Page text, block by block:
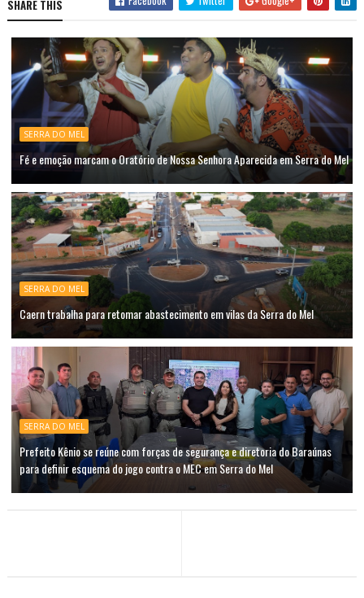
SHARE THIS
SERRA DO MEL
Fé e emoção marcam o Oratório de Nossa Senhora Aparecida em Serra do Mel
SERRA DO MEL
Caern trabalha para retomar abastecimento em vilas da Serra do Mel
SERRA DO MEL
Prefeito Kênio se reúne com forças de segurança e diretoria do Baraúnas
para definir esquema do jogo contra o MEC em Serra do Mel